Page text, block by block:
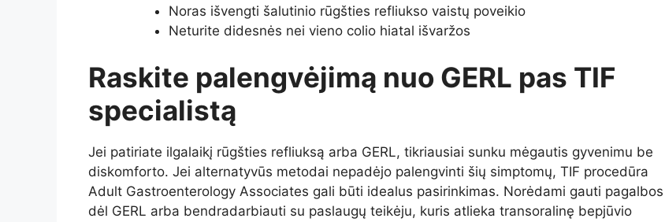
Noras išvengti šalutinio rūgšties refliukso vaistų poveikio
Neturite didesnės nei vieno colio hiatal išvaržos
Raskite palengvėjimą nuo GERL pas TIF
specialistą
Jei patiriate ilgalaikį rūgšties refliuksą arba GERL, tikriausiai sunku mėgautis gyvenimu be
diskomforto. Jei alternatyvūs metodai nepadėjo palengvinti šių simptomų, TIF procedūra
Adult Gastroenterology Associates gali būti idealus pasirinkimas. Norėdami gauti pagalbos
dėl GERL arba bendradarbiauti su paslaugų teikėju, kuris atlieka transoralinę bepjūvio